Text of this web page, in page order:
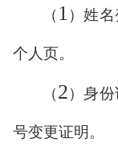
（ 1）姓
个人页。
（2）身
号变更证明。